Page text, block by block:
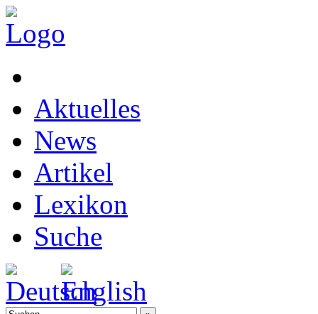
Aktuelles
News
Artikel
Lexikon
Suche